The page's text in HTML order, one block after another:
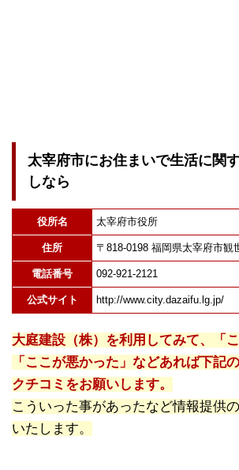
太宰府市にお住まいで生活に関
しなら
役所名 太宰府市役所
住所 〒818-0198 福岡県太宰府市観
電話番号 092-921-2121
公式サイト http://www.city.dazaifu.lg.jp/
大庭建設（株）を利用してみて、「
「ここが悪かった」などあれば下記
クチコミをお願いします。
こういった事があったなど情報提供
いたします。